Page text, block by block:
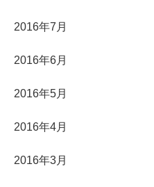
2016年7月
2016年6月
2016年5月
2016年4月
2016年3月